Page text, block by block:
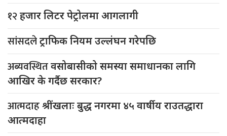
१२हजार लिटर पेट्रोलमा आगलागी
सांसदलेट्राफिक नियम उल्लंघन गरेपछि
अब्यवस्थितवसोबासीको समस्या समाधानका लागि
आखिर के गर्दैछ सरकार?
आत्मदाहश्रींखलाः बुद्ध नगरमा ४५ वार्षीय राउतद्धारा
आत्मदाहा